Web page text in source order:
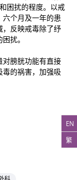
EN
繁
困扰的程度。以戒
个月及一年的患
，反映戒毒除了纾
扰。
对膀胱功能有直接
毒的祸害，加强吸